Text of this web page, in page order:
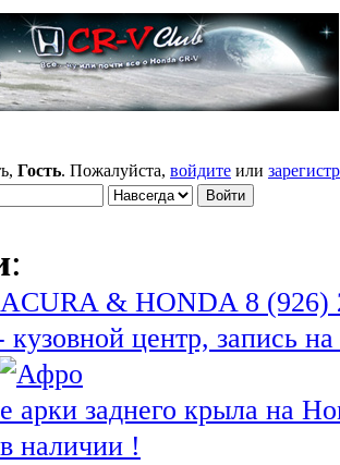
Гость. Пожалуйста, войдите или
:
& HONDA 8 (926)
центр, запись
арки заднего крыла на
наличии !